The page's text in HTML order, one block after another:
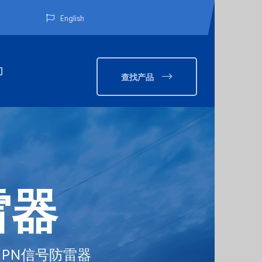
English
查找产品
信号防雷器